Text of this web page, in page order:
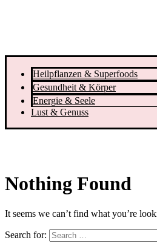
Heilpflanzen & Superfoods
Gesundheit & Körper
Energie & Seele
Lust & Genuss
Nothing Found
It seems we can’t find what you’re
Search for: